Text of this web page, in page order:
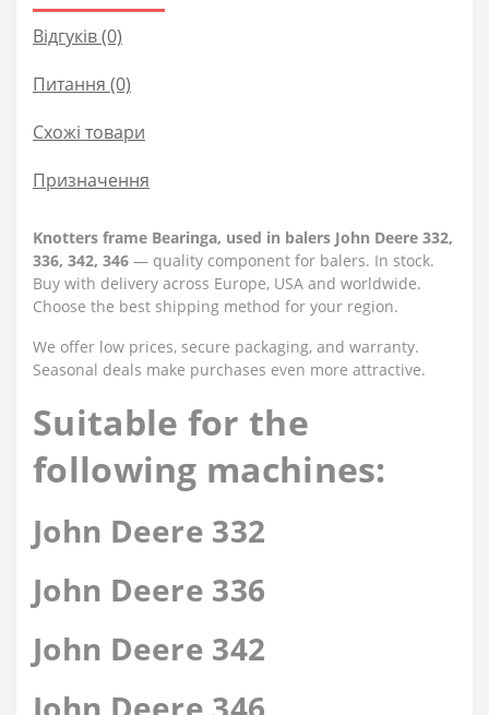
Відгуків (0)
Питання (0)
Схожі товари
Призначення
Knotters frame Bearingа, used in balers John Deere 332,
336, 342, 346 — quality component for balers. In stock.
Buy with delivery across Europe, USA and worldwide.
Choose the best shipping method for your region.
We offer low prices, secure packaging, and warranty.
Seasonal deals make purchases even more attractive.
Suitable for the
following machines:
John Deere 332
John Deere 336
John Deere 342